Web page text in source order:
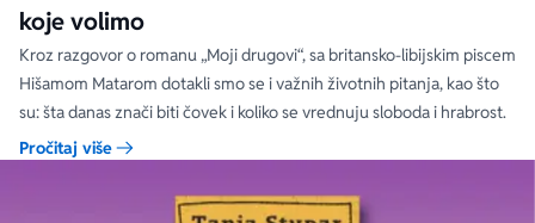
koje volimo
Kroz razgovor o romanu „Moji drugovi“, sa britansko-libijskim piscem
Hišamom Matarom dotakli smo se i važnih životnih pitanja, kao što
su: šta danas znači biti čovek i koliko se vrednuju sloboda i hrabrost.
Pročitaj više